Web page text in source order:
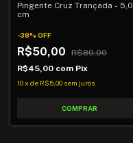
Pingente Cruz Trançada - 5,0
cm
-38% OFF
R$50,00
R$80,00
R$45,00 com Pix
10x de R$5,00 sem juros